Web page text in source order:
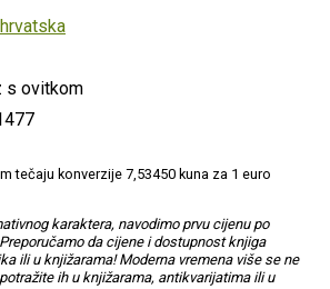
s ovitkom
tečaju konverzije 7,53450 kuna za 1 euro
karaktera, navodimo prvu cijenu po
da cijene i dostupnost knjiga
ili u knjižarama! Moderna vremena više se ne
ih u knjižarama, antikvarijatima ili u